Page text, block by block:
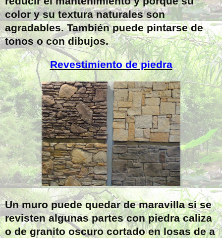
color y su textura naturales son
agradables. También puede pintarse de
tonos o con dibujos.
Revestimiento de piedra
Un muro puede quedar de maravilla si se
revisten algunas partes con piedra caliza
o de granito oscuro cortado en losas de a